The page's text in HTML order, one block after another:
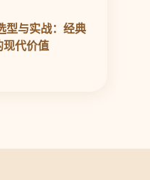
型与实战：经典
代价值